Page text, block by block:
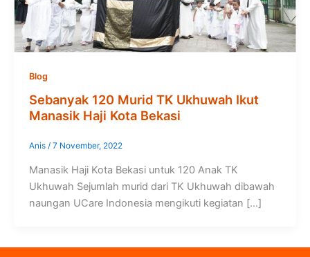
Blog
Sebanyak 120 Murid TK Ukhuwah Ikut
Manasik Haji Kota Bekasi
Anis / 7 November, 2022
Manasik Haji Kota Bekasi untuk 120 Anak TK
Ukhuwah Sejumlah murid dari TK Ukhuwah dibawah
naungan UCare Indonesia mengikuti kegiatan […]